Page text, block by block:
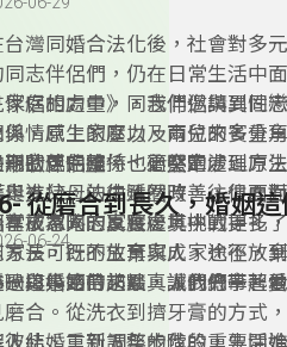
習的重要功課。
考慮成家、踏上親職之路的同
我們聽見，一個關於選擇、陪
台灣同婚合法化後，社會對多
同志伴侶們，仍在日常生活中
家庭的力量》，我們邀請到同
係、原生家庭以及育兒的多重
形狀更完整、也更堅定。
伴侶相處中，同志伴侶與異性
與情感上的壓力。兩位來賓分
親密感的維持、衝突的處理方
與支持。法律雖然改善，但面
常被忽略的真實處境。
期的伴侶關係也必然牽涉到原
走進父母的生活圈時，往往要
享了家人的反應、其中的掙扎
方法，既不放棄家人，也不放
在成為同志家長後，挑戰更多
家長可行的生育與成家途徑，
歐與小路帶來最真誠的分享。
如何找到平衡的。
過這集節目訪談，讓我們一起
！
從磨合到長久，婚姻
06-24
一段婚姻的起點，人們總帶著
磨合。從洗衣到擠牙膏的方式
彼此、重新調整步伐的重要開
入結婚三到五年的階段，生活